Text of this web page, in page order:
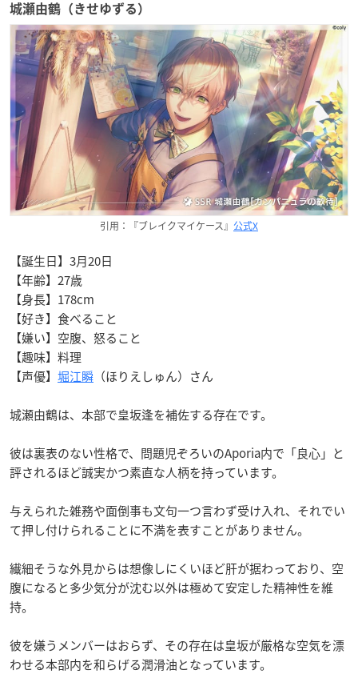
城瀬由鶴（きせゆずる）
引用：『ブレイクマイケース』 公式X
【誕生日】3月20日
【年齢】27歳
【身長】178cm
【好き】食べること
【嫌い】空腹、怒ること
【趣味】料理
【声優】 堀江瞬 （ほりえしゅん）さん
城瀬由鶴は、本部で皇坂逢を補佐する存在です。
彼は裏表のない性格で、問題児ぞろいのAporia内で「良心」と
評されるほど誠実かつ素直な人柄を持っています。
与えられた雑務や面倒事も文句一つ言わず受け入れ、それでい
て押し付けられることに不満を表すことがありません。
繊細そうな外見からは想像しにくいほど肝が据わっており、空
腹になると多少気分が沈む以外は極めて安定した精神性を維
持。
彼を嫌うメンバーはおらず、その存在は皇坂が厳格な空気を漂
わせる本部内を和らげる潤滑油となっています。